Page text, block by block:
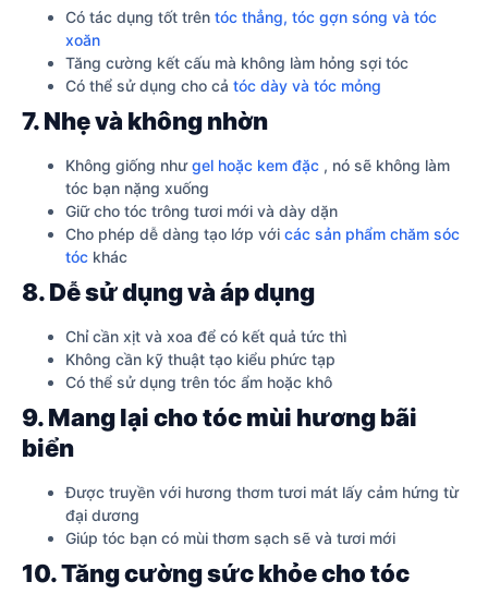
Có tác dụng tốt trên tóc thẳng, tóc gợn sóng và tóc
xoăn
Tăng cường kết cấu mà không làm hỏng sợi tóc
Có thể sử dụng cho cả tóc dày và tóc mỏng
7. Nhẹ và không nhờn
Không giống nhưgel hoặc kem đặc , nó sẽ không làm
tóc bạn nặng xuống
Giữ cho tóc trông tươi mới và dày dặn
Cho phép dễ dàng tạo lớp với các sản phẩm chăm sóc
tóc khác
8. Dễ sử dụng và áp dụng
Chỉ cần xịt và xoa để có kết quả tức thì
Không cần kỹ thuật tạo kiểu phức tạp
Có thể sử dụng trên tóc ẩm hoặc khô
9. Mang lại cho tóc mùi hương bãi
biển
Được truyền với hương thơm tươi mát lấy cảm hứng từ
đại dương
Giúp tóc bạn có mùi thơm sạch sẽ và tươi mới
10. Tăng cường sức khỏe cho tóc